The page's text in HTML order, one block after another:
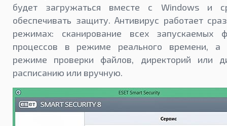
будет загружаться вместе с Windows и
обеспечивать защиту. Антивирус работает
режимах: сканирование всех запускаемых
процессов в режиме реального времени,
режиме проверки файлов, директорий или
расписанию или вручную.